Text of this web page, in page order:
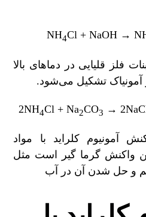
NH4Cl + NaOH →
فلز قلیایی در دماهای بالا
آمونیاک تشکیل می‌شود.
2NH4Cl + Na2CO3 →
آمونیوم کلراید با مواد
واکنش گرما گیر است مثل
و حل شدن آن در آب